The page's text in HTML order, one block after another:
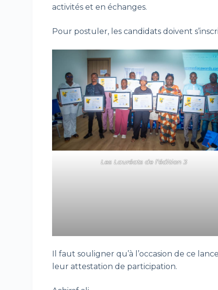
activités et en échanges.
Pour postuler, les candidats doivent
Les Lauréats de l’édition 3
Il faut souligner qu’à l’occasion de ce
leur attestation de participation.